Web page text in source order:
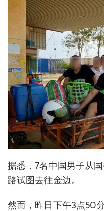
据悉，7名中国男子从
路试图去往金边。
然而，昨日下午3点50